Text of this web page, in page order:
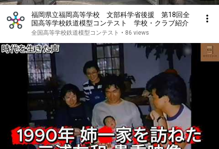
福岡県立福岡高等学校 文部科学省後援 第18回全
国高等学校鉄道模型コンテスト 学校・クラブ紹介
全国高等学校鉄道模型コンテスト • 86 views